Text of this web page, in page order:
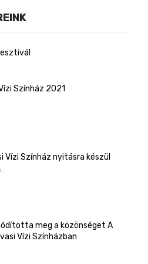
Színház 2021
Vízi Színház nyitásra készül
meg a közönséget A
Vízi Színházban